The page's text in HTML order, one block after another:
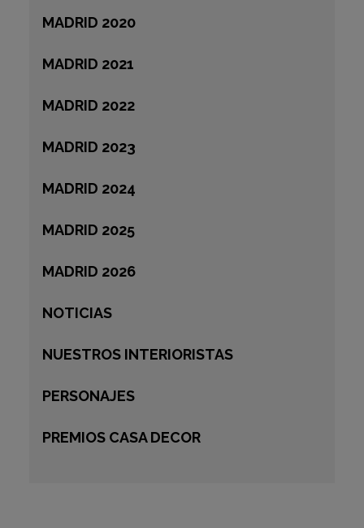
MADRID 2020
MADRID 2021
MADRID 2022
MADRID 2023
MADRID 2024
MADRID 2025
MADRID 2026
NOTICIAS
NUESTROS INTERIORISTAS
PERSONAJES
PREMIOS CASA DECOR